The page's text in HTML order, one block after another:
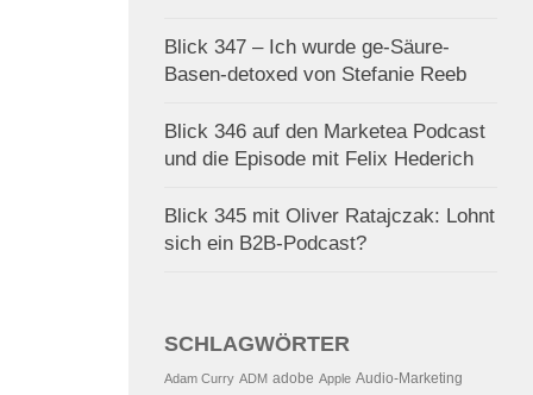
Blick 347 – Ich wurde ge-Säure-
Basen-detoxed von Stefanie Reeb
Blick 346 auf den Marketea Podcast
und die Episode mit Felix Hederich
Blick 345 mit Oliver Ratajczak: Lohnt
sich ein B2B-Podcast?
SCHLAGWÖRTER
Adam Curry ADM adobe Apple Audio-Marketing